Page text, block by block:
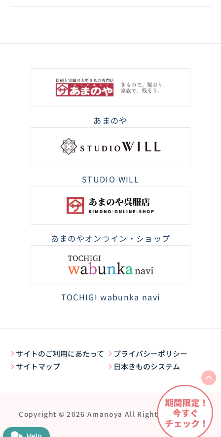
あまのや
STUDIO WILL
あまのやオンライン・ショップ
TOCHIGI wabunka navi
サイトのご利用にあたって
プライバシーポリシー
サイトマップ
日本きものシステム
Copyright © 2026 Amanoya All Rights Reserved.